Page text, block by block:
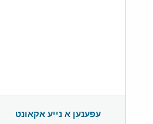
עפענען א נייע אקאונט